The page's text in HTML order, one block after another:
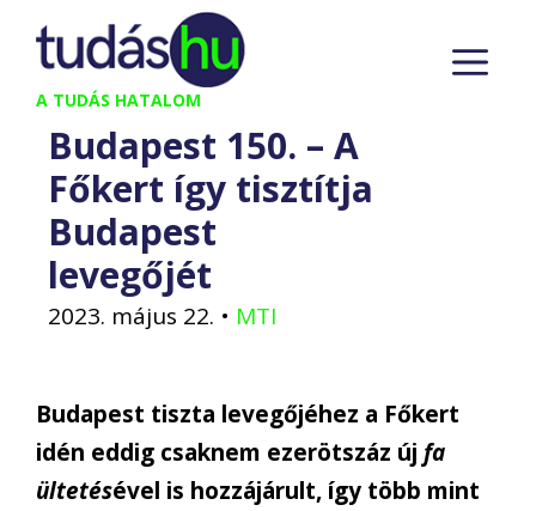
Kilépés
tartalomba
A TUDÁS HATALOM
Budapest 150. – A
Főkert így tisztítja
Budapest
levegőjét
2023. május 22. • MTI
Budapest tiszta levegőjéhez a Főkert
idén eddig csaknem ezerötszáz új fa
ültetésével is hozzájárult, így több mint